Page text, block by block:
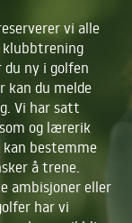
vi alle
klubbtrening
du ny i golfen
kan du melde
Vi har satt
og lærerik
bestemme
å trene.
ambisjoner eller
har vi